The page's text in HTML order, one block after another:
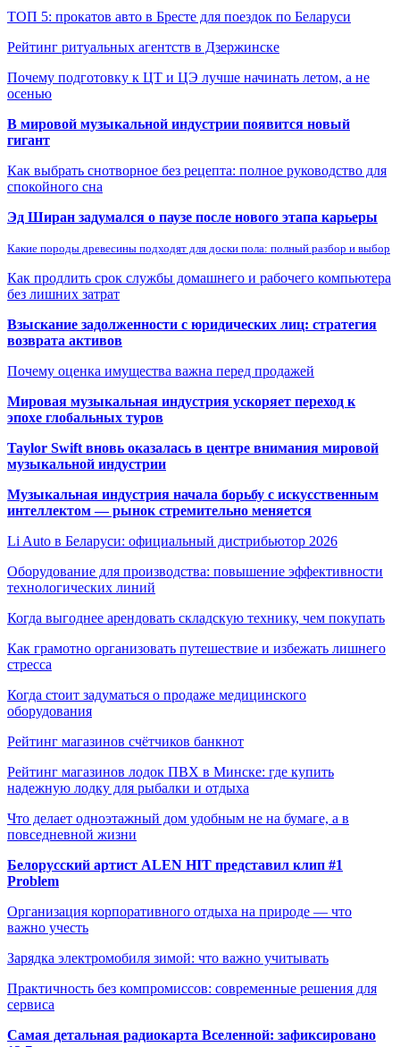
ТОП 5: прокатов авто в Бресте для поездок по Беларуси
Рейтинг ритуальных агентств в Дзержинске
Почему подготовку к ЦТ и ЦЭ лучше начинать летом, а не
осенью
В мировой музыкальной индустрии появится новый
гигант
Как выбрать снотворное без рецепта: полное руководство для
спокойного сна
Эд Ширан задумался о паузе после нового этапа карьеры
Какие породы древесины подходят для доски пола: полный разбор и выбор
Как продлить срок службы домашнего и рабочего компьютера
без лишних затрат
Взыскание задолженности с юридических лиц: стратегия
возврата активов
Почему оценка имущества важна перед продажей
Мировая музыкальная индустрия ускоряет переход к
эпохе глобальных туров
Taylor Swift вновь оказалась в центре внимания мировой
музыкальной индустрии
Музыкальная индустрия начала борьбу с искусственным
интеллектом — рынок стремительно меняется
Li Auto в Беларуси: официальный дистрибьютор 2026
Оборудование для производства: повышение эффективности
технологических линий
Когда выгоднее арендовать складскую технику, чем покупать
Как грамотно организовать путешествие и избежать лишнего
стресса
Когда стоит задуматься о продаже медицинского
оборудования
Рейтинг магазинов счётчиков банкнот
Рейтинг магазинов лодок ПВХ в Минске: где купить
надежную лодку для рыбалки и отдыха
Что делает одноэтажный дом удобным не на бумаге, а в
повседневной жизни
Белорусский артист ALEN HIT представил клип #1
Problem
Организация корпоративного отдыха на природе — что
важно учесть
Зарядка электромобиля зимой: что важно учитывать
Практичность без компромиссов: современные решения для
сервиса
Самая детальная радиокарта Вселенной: зафиксировано